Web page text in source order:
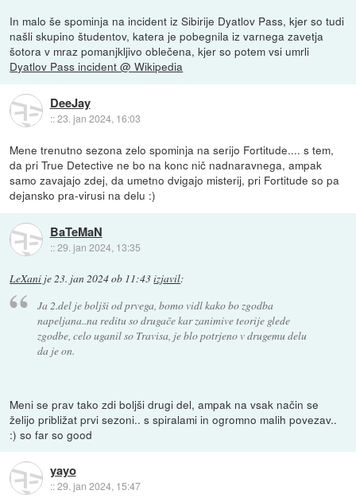
In malo še spominja na incident iz Sibirije Dyatlov Pass, kjer so tudi
našli skupino študentov, katera je pobegnila iz varnega zavetja
šotora v mraz pomanjkljivo oblečena, kjer so potem vsi umrli
Dyatlov Pass incident @ Wikipedia
DeeJay
::23. jan 2024, 16:03
Mene trenutno sezona zelo spominja na serijo Fortitude.... s tem,
da pri True Detective ne bo na konc nič nadnaravnega, ampak
samo zavajajo zdej, da umetno dvigajo misterij, pri Fortitude so pa
dejansko pra-virusi na delu :)
BaTeMaN
::29. jan 2024, 13:35
LeXani je23. jan 2024 ob 11:43izjavil:
Ja 2.del je boljši od prvega, bomo vidl kako bo zgodba
napeljana..na reditu so drugače kar zanimive teorije glede
zgodbe, celo uganil so Travisa, je blo potrjeno v drugemu delu
da je on.
Meni se prav tako zdi boljši drugi del, ampak na vsak način se
želijo približat prvi sezoni.. s spiralami in ogromno malih povezav..
:) so far so good
yayo
::29. jan 2024, 15:47